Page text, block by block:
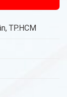
TP.HCM